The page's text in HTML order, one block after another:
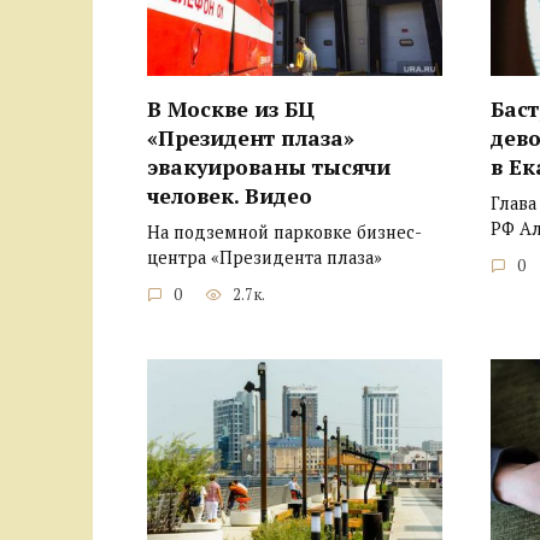
В Москве из БЦ
«Президент плаза»
эвакуированы тысячи
человек. Видео
На подземной парковке бизнес-
центра «Президента плаза»
0 2.7к.
в
РФ
0